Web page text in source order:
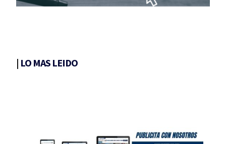
| LO MAS LEIDO